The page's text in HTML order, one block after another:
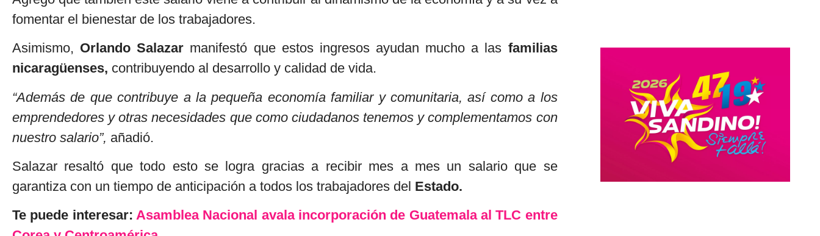
fomentar el bienestar de los trabajadores.
Asimismo, Orlando Salazar manifestó que estos ingresos ayudan mucho a las familias
nicaragüenses, contribuyendo al desarrollo y calidad de vida.
“Además de que contribuye a la pequeña economía familiar y comunitaria, así como a los
emprendedores y otras necesidades que como ciudadanos tenemos y complementamos con
nuestro salario”, añadió.
Salazar resaltó que todo esto se logra gracias a recibir mes a mes un salario que se
garantiza con un tiempo de anticipación a todos los trabajadores del Estado.
Te puede interesar: Asamblea Nacional avala incorporación de Guatemala al TLC entre